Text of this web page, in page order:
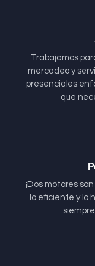
Trabajamos
mercadeo y
presenciales
que
¡Dos motores
lo eficiente y lo